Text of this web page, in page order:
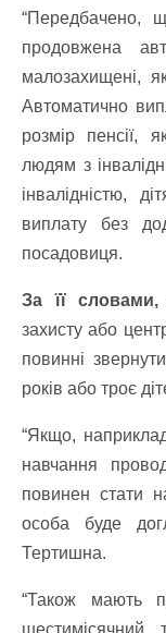
“Передбачено,
продовжена
малозахищені,
Автоматично
розмір пенсії,
людям з
інвалідністю,
виплату без
посадовиця.
За її словами,
захисту або
повинні
років або троє
“Якщо,
навчання
повинен стати
особа буде
Тертишна.
“Також мають
шестимісячний